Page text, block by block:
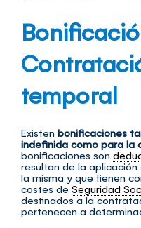
temporal
Existen bonificaciones
indefinida como para la
bonificaciones son
resultan de la
la misma y que tienen
costes deSeguridad
destinados a la
pertenecen a